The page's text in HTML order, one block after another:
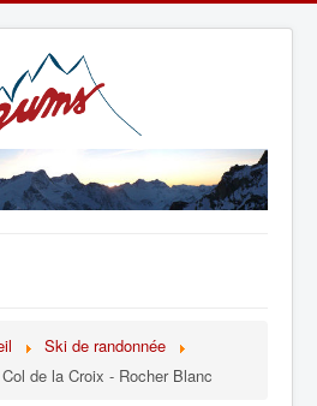
Ski de randonnée
Col de la Croix - Rocher Blanc